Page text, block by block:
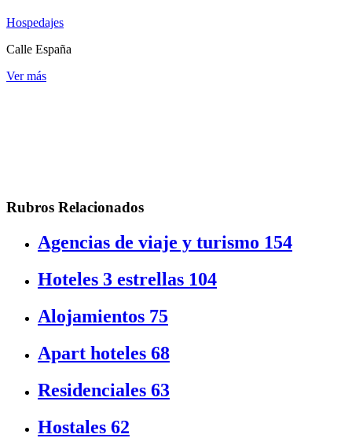
Hospedajes
Calle España
Ver más
Rubros Relacionados
Agencias de viaje y turismo 154
Hoteles 3 estrellas 104
Alojamientos 75
Apart hoteles 68
Residenciales 63
Hostales 62